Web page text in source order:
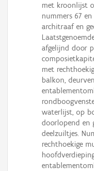
met kroonlijst
nummers 67
architraaf en
afgelijnd door
met
balkon,
waterlijst, op
doorlopend en
deelzuiltjes.
rechthoekige